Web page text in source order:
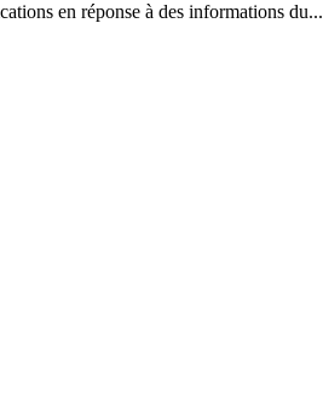
en réponse à des informations du...